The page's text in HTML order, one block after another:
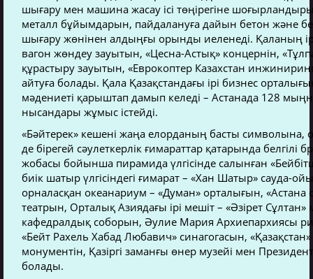
шығару мен машина жасау ісі төңірегіне
металл бұйымдарын, пайдалануға дайын бетон және
шығару жөнінен алдыңғы орынды иеленеді. Қаланың
вагон жөндеу зауытын, «Цесна-Астық» концернін,
құрастыру зауытын, «Еврокоптер Казахстан
айтуға болады. Қала Қазақстандағы ірі бизнес
мәдениеті қарыштап дамып келеді – Астанада 128
нысандары жұмыс істейді.
«Бәйтерек» кешені жаңа елорданың басты символына,
де бірегей сәулеткерлік ғимараттар қатарында
жобасы бойынша пирамида үлгісінде салынған
биік шатыр үлгісіндегі ғимарат – «Хан Шатыр» сауда-
орналасқан океанариум – «Думан» орталығын, «Астана
театрын, Орталық Азиядағы ірі мешіт – «Әзірет
кафедралдық соборын, Әулие Мария Архиепархиясы
«Бейт Рахель Хабад Любавич» синагогасын,
монументін, Қазіргі заманғы өнер музейі мен
болады.